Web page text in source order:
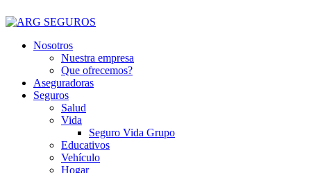
Nosotros
Nuestra empresa
Que ofrecemos?
Aseguradoras
Seguros
Salud
Vida
Seguro Vida Grupo
Educativos
Vehículo
Hogar